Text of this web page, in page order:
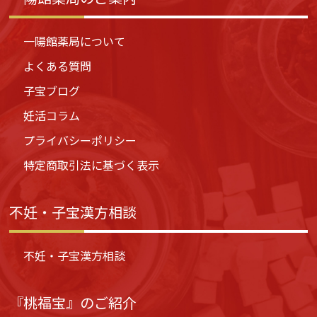
一陽館薬局について
よくある質問
子宝ブログ
妊活コラム
プライバシーポリシー
特定商取引法に基づく表示
不妊・子宝漢方相談
不妊・子宝漢方相談
『桃福宝』のご紹介